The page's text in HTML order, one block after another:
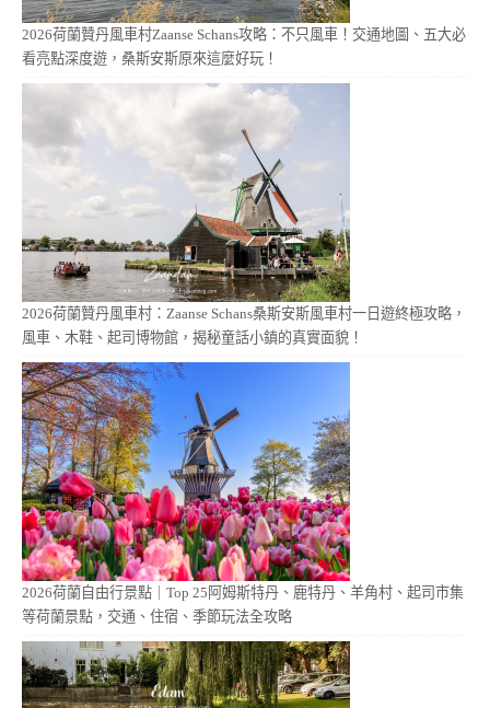
2026荷蘭贊丹風車村Zaanse Schans攻略：不只風車！交通地圖、五大必
看亮點深度遊，桑斯安斯原來這麼好玩！
2026荷蘭贊丹風車村：Zaanse Schans桑斯安斯風車村一日遊終極攻略，
風車、木鞋、起司博物館，揭秘童話小鎮的真實面貌！
2026荷蘭自由行景點｜Top 25阿姆斯特丹、鹿特丹、羊角村、起司市集
等荷蘭景點，交通、住宿、季節玩法全攻略